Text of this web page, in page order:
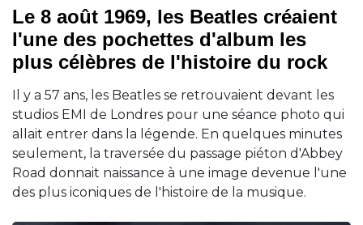
Le 8 août 1969, les Beatles créaient
l'une des pochettes d'album les
plus célèbres de l'histoire du rock
Il y a 57 ans, les Beatles se retrouvaient devant les
studios EMI de Londres pour une séance photo qui
allait entrer dans la légende. En quelques minutes
seulement, la traversée du passage piéton d'Abbey
Road donnait naissance à une image devenue l'une
des plus iconiques de l'histoire de la musique.